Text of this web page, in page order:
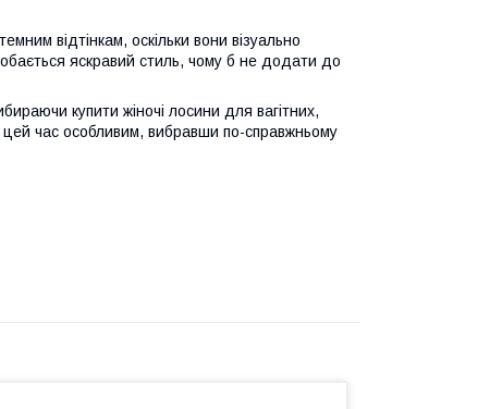
відтінкам, оскільки вони візуально
яскравий стиль, чому б не додати до
купити жіночі лосини для вагітних,
цей час особливим, вибравши по-справжньому